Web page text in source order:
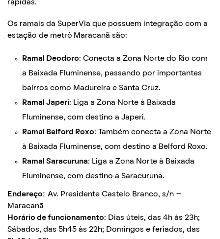
rápidas.
Os ramais da SuperVia que possuem integração com a
estação de metrô Maracanã são:
Ramal Deodoro: Conecta a Zona Norte do Rio com
a Baixada Fluminense, passando por importantes
bairros como Madureira e Santa Cruz.
Ramal Japeri: Liga a Zona Norte à Baixada
Fluminense, com destino a Japeri.
Ramal Belford Roxo: Também conecta a Zona Norte
à Baixada Fluminense, com destino a Belford Roxo.
Ramal Saracuruna: Liga a Zona Norte à Baixada
Fluminense, com destino a Saracuruna.
Endereço: Av. Presidente Castelo Branco, s/n –
Maracanã
Horário de funcionamento: Dias úteis, das 4h às 23h;
Sábados, das 5h45 às 22h; Domingos e feriados, das